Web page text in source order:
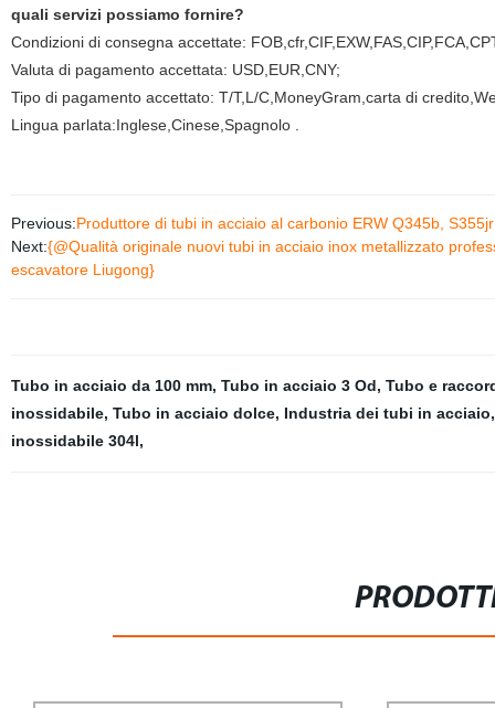
quali servizi possiamo fornire?
Condizioni di consegna accettate:
Valuta di pagamento accettata: USD,EUR,CNY;
Tipo di pagamento accettato: T/T,L/C,MoneyGram,carta di
Lingua parlata:Inglese,Cinese,Spagnolo .
Previous:Produttore di tubi in acciaio al carbonio ERW Q345b,
Next:{@Qualità originale nuovi tubi in acciaio inox metallizzato
escavatore Liugong}
Tubo in acciaio da 100 mm, Tubo in acciaio 3 Od, Tubo e
inossidabile, Tubo in acciaio dolce, Industria dei tubi in acciaio
inossidabile 304l,